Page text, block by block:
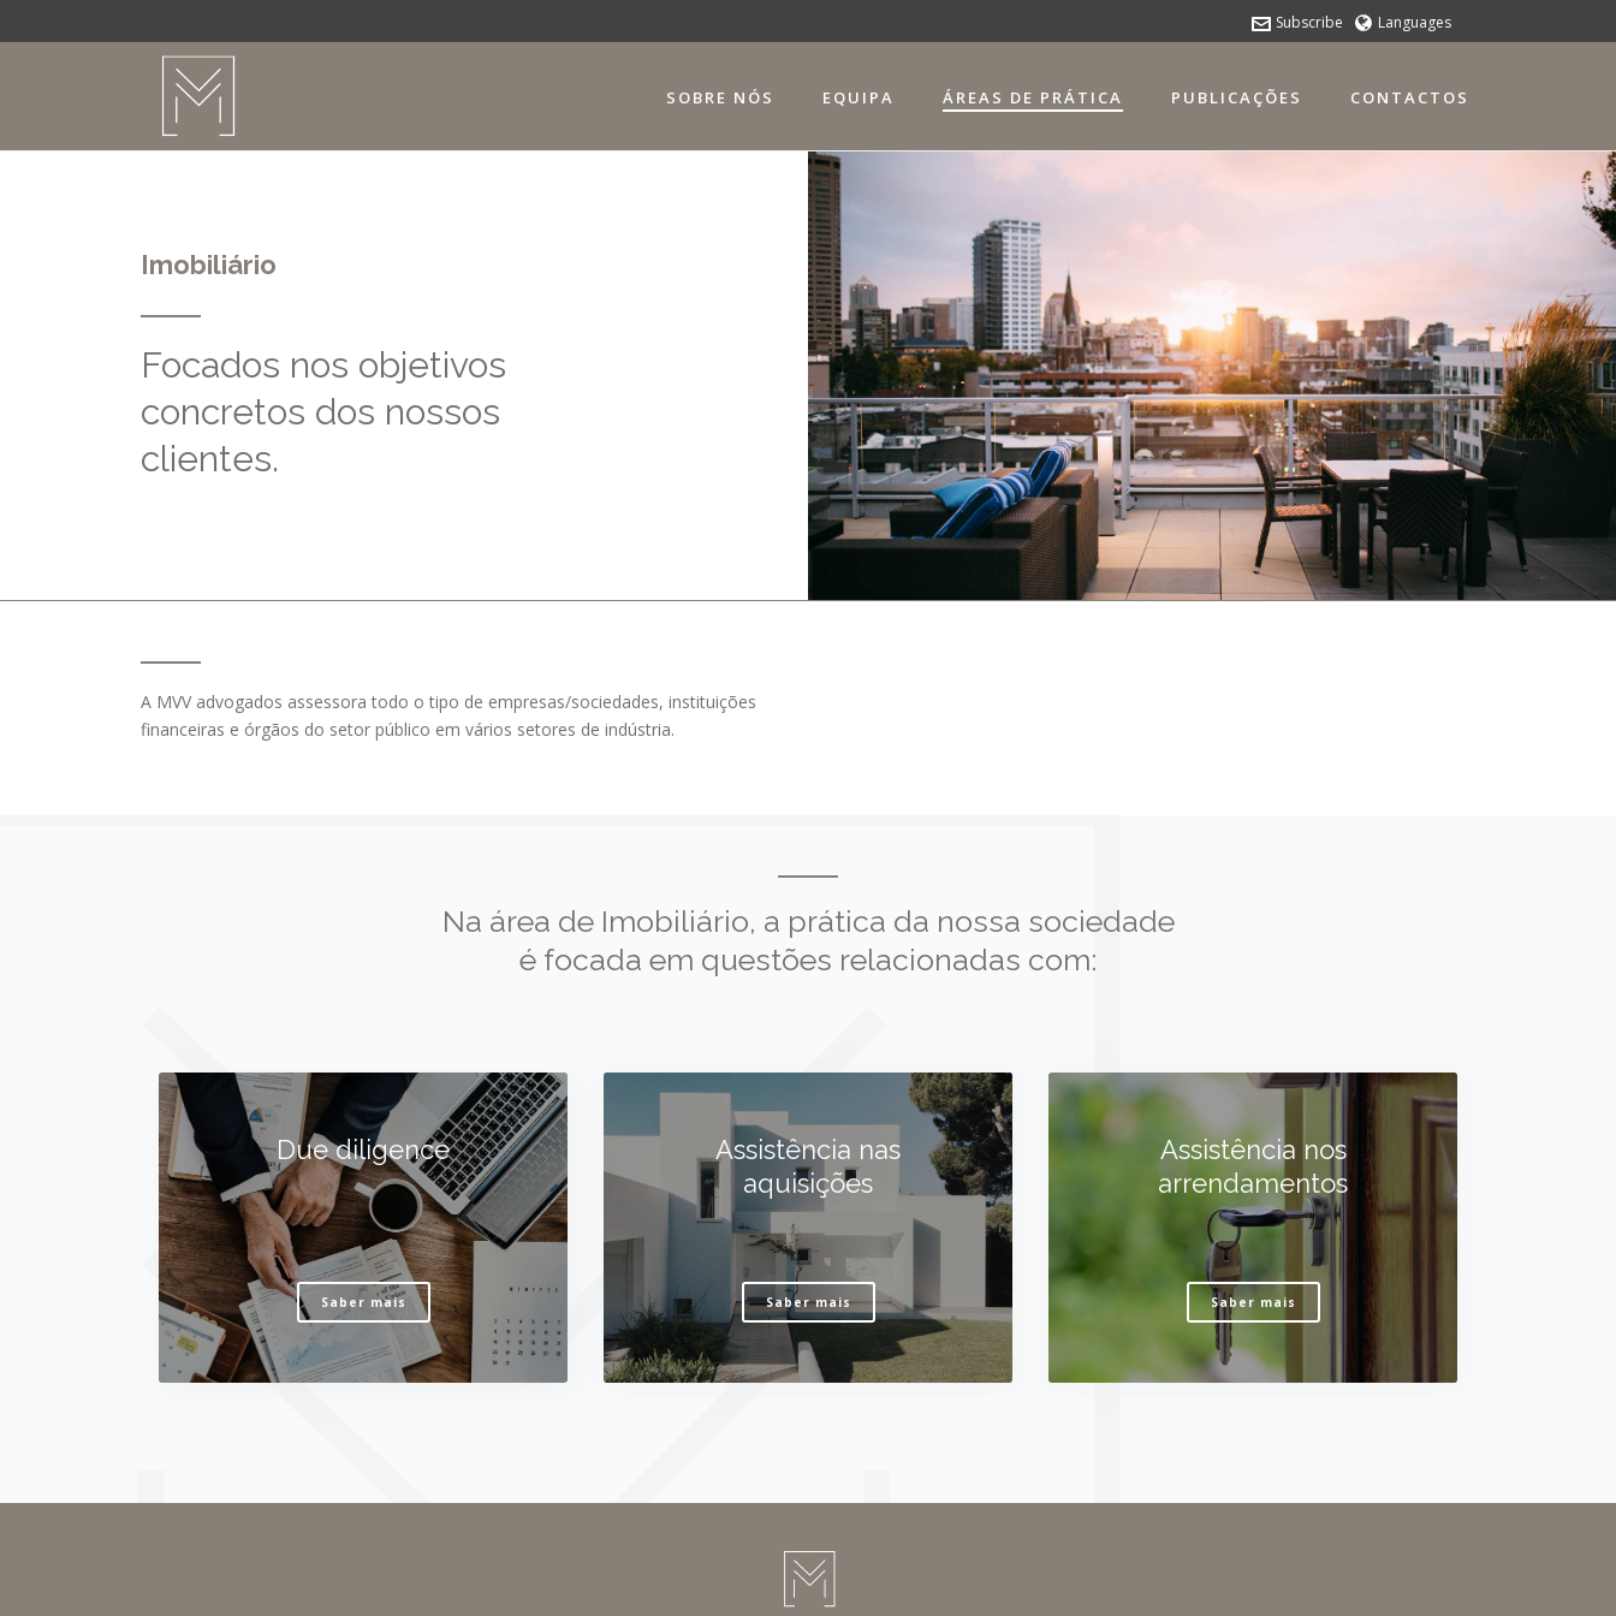
Languages
Subscribe
SOBRE NÓS EQUIPA ÁREAS DE PRÁTICA PUBLICAÇÕES CONTACTOS
Imobiliário
Focados nos objetivos
concretos dos nossos
clientes.
A MVV advogados assessora todo o tipo de empresas/sociedades, instituições
financeiras e órgãos do setor público em vários setores de indústria.
Na área de Imobiliário, a prática da nossa sociedade
é focada em questões relacionadas com:
Due diligence
Saber mais
Assistência nas
aquisições
Saber mais
Assistência nos
arrendamentos
Saber mais